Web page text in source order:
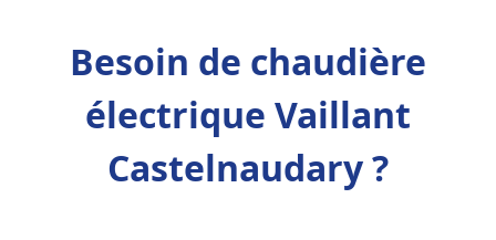
Besoin de chaudière
électrique Vaillant
Castelnaudary ?